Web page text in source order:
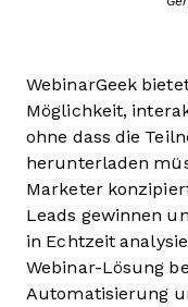
WebinarGeek
Möglichkeit,
ohne dass die
herunterladen
Marketer
Leads gewinnen
in Echtzeit
Webinar-Lösung
Automatisierung